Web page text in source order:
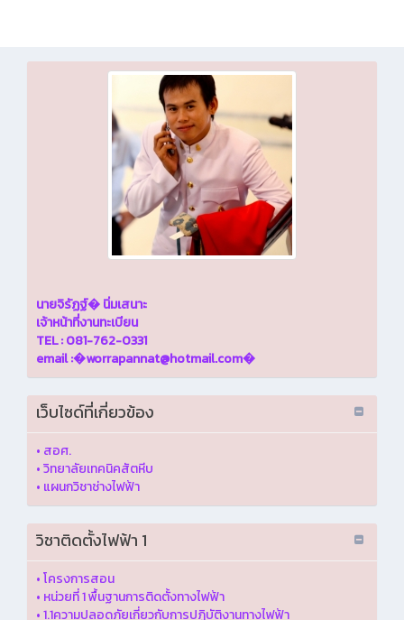
นายจิรัฏฐ์� นิ่มเสนาะ
เจ้าหน้าที่งานทะเบียน
TEL : 081-762-0331
email :�worrapannat@hotmail.com�
เว็บไซด์ที่เกี่ยวข้อง
• สอศ.
•วิทยาลัยเทคนิคสัตหีบ
• แผนกวิชาช่างไฟฟ้า
วิชาติดตั้งไฟฟ้า 1
•โครงการสอน
• หน่วยที่ 1 พื้นฐานการติดตั้งทางไฟฟ้า
•1.1ความปลอดภัยเกี่ยวกับการปฏิบัติงานทางไฟฟ้า